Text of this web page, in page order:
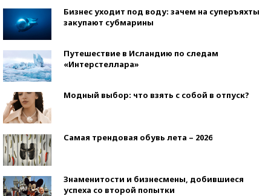
Бизнес уходит под воду: зачем на суперъяхты
закупают субмарины
Путешествие в Исландию по следам
«Интерстеллара»
Модный выбор: что взять с собой в отпуск?
Самая трендовая обувь лета – 2026
Знаменитости и бизнесмены, добившиеся
успеха со второй попытки